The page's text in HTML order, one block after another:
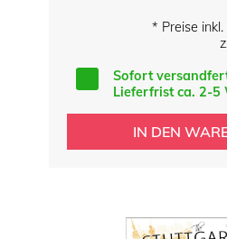
* Preise
Sofort
Lieferfrist ca. 2-5
IN DEN